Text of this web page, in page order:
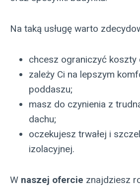
Na taką usługę warto
chcesz ograniczyć koszty
zależy Ci na lepszym
poddaszu;
masz do czynienia z
dachu;
oczekujesz trwałej i
izolacyjnej.
W naszej ofercie znajdziesz